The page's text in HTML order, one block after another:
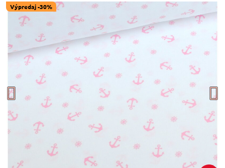
Výpredaj -30%